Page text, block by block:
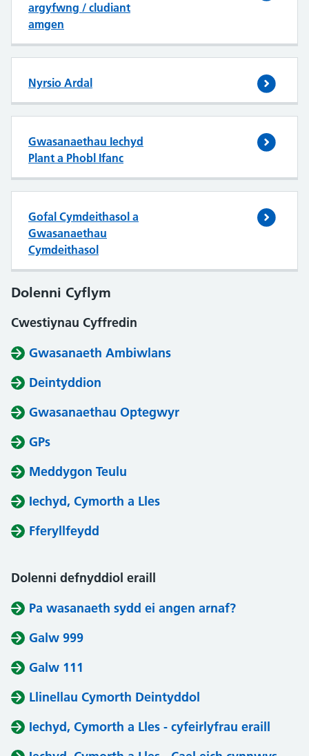
argyfwng / cludiant
amgen
Nyrsio Ardal
Gwasanaethau Iechyd
Plant a Phobl Ifanc
Gofal Cymdeithasol a
Gwasanaethau
Cymdeithasol
Dolenni Cyflym
Cwestiynau Cyffredin
Gwasanaeth Ambiwlans
Deintyddion
Gwasanaethau Optegwyr
GPs
Meddygon Teulu
Iechyd, Cymorth a Lles
Fferyllfeydd
Dolenni defnyddiol eraill
Pa wasanaeth sydd ei angen arnaf?
Galw 999
Galw 111
Llinellau Cymorth Deintyddol
Iechyd, Cymorth a Lles - cyfeirlyfrau eraill